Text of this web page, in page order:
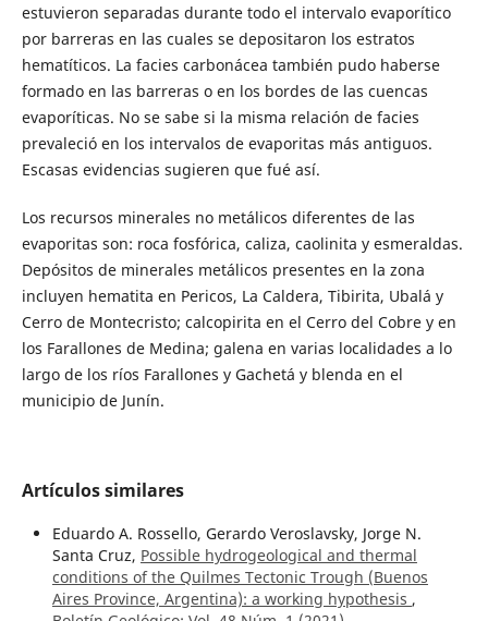
estuvieron separadas durante todo el intervalo evaporítico
por barreras en las cuales se depositaron los estratos
hematíticos. La facies carbonácea también pudo haberse
formado en las barreras o en los bordes de las cuencas
evaporíticas. No se sabe si la misma relación de facies
prevaleció en los intervalos de evaporitas más antiguos.
Escasas evidencias sugieren que fué así.
Los recursos minerales no metálicos diferentes de las
evaporitas son: roca fosfórica, caliza, caolinita y esmeraldas.
Depósitos de minerales metálicos presentes en la zona
incluyen hematita en Pericos, La Caldera, Tibirita, Ubalá y
Cerro de Montecristo; calcopirita en el Cerro del Cobre y en
los Farallones de Medina; galena en varias localidades a lo
largo de los ríos Farallones y Gachetá y blenda en el
municipio de Junín.
Artículos similares
Eduardo A. Rossello, Gerardo Veroslavsky, Jorge N.
Santa Cruz, Possible hydrogeological and thermal
conditions of the Quilmes Tectonic Trough (Buenos
Aires Province, Argentina): a working hypothesis ,